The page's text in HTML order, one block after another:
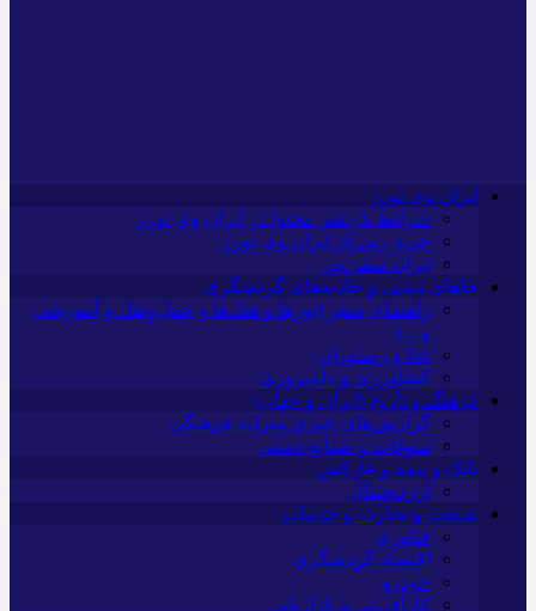
ایران وی تورز
شرایط بازنشر محتوا در ایران وی تورز
خرید رپورتاژ ایران وی تورز
ایران سفر تور
جاهای دیدنی و جاذبه‌های گردشگری
راهنمای سفر (تورها و هتل‌ها و حمل‌و‌نقل و آموزشی
و…)
غذا و رستوران
کشاورزی و دامپروری
فرهنگ و تاریخ (ایران و جهان)
گزارش‌های خبری میراث فرهنگی
سوغات و صنایع دستی
بانک و بیمه و فارکس
ارزدیجیتال
صنعت و تجارت و خدمات
فناوری
اقتصاد گردشگری
خودرو
کارآفرینی و بازاریابی